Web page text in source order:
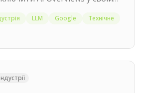
LLM Google
Технічне